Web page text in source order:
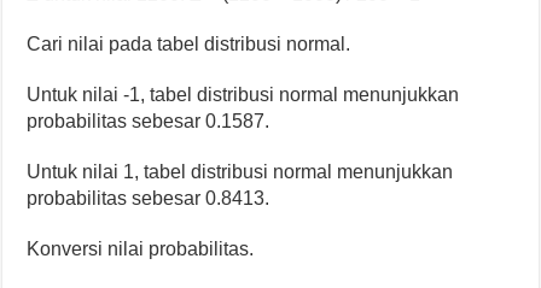
Cari nilai pada tabel distribusi normal.
Untuk nilai -1, tabel distribusi normal menunjukkan
probabilitas sebesar 0.1587.
Untuk nilai 1, tabel distribusi normal menunjukkan
probabilitas sebesar 0.8413.
Konversi nilai probabilitas.